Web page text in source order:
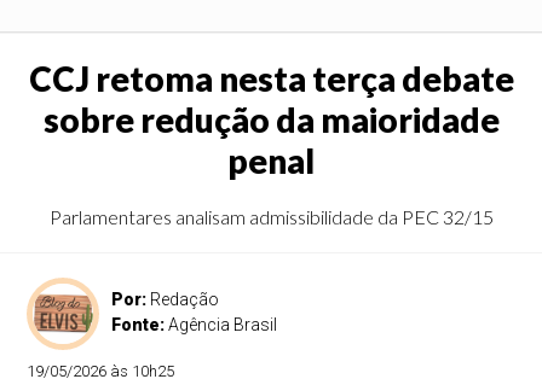
CCJ retoma nesta terça debate
sobre redução da maioridade
penal
Parlamentares analisam admissibilidade da PEC 32/15
Por: Redação
Fonte:Agência Brasil
19/05/2026 às 10h25